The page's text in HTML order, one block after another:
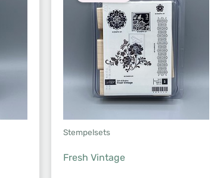
Stempelsets
Fresh Vintage